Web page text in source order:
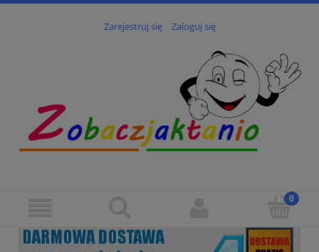
Zarejestruj się Zaloguj się